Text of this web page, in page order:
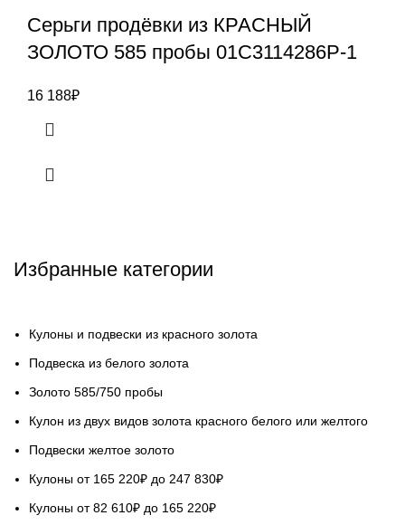
Серьги продёвки из КРАСНЫЙ
ЗОЛОТО 585 пробы 01С3114286Р-1
16 188₽
Избранные категории
Кулоны и подвески из красного золота
Подвеска из белого золота
Золото 585/750 пробы
Кулон из двух видов золота красного белого или желтого
Подвески желтое золото
Кулоны от 165 220₽ до 247 830₽
Кулоны от 82 610₽ до 165 220₽